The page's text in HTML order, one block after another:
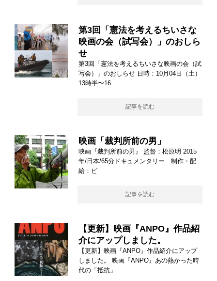
第3回「憲法を考えるちいさな
映画の会（試写会）」のおしら
せ
第3回「憲法を考えるちいさな映画の会（試
写会）」のおしらせ 日時：10月04日（土）
13時半〜16
記事を読む
映画「裁判所前の男」
映画『裁判所前の男』 監督：松原明 2015
年/日本/65分ドキュメンタリー 制作・配
給：ビ
記事を読む
【更新】映画『ANPO』作品紹
介にアップしました。
【更新】映画『ANPO』作品紹介にアップ
しました。 映画『ANPO』あの熱かった時
代の「抵抗」